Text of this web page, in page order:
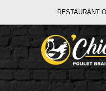
RESTAURANT